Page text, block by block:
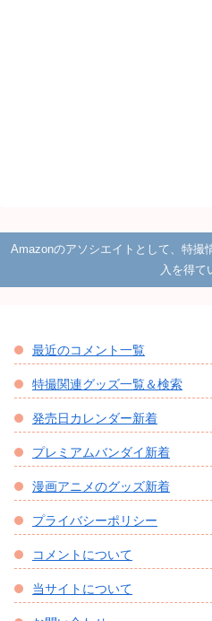
Amazonのアソシエイトとして、特撮
入を得て
最近のコメント一覧
特撮関連グッズ一覧＆検索
発売日カレンダー新着
プレミアムバンダイ新着
漫画アニメのグッズ新着
プライバシーポリシー
コメントについて
当サイトについて